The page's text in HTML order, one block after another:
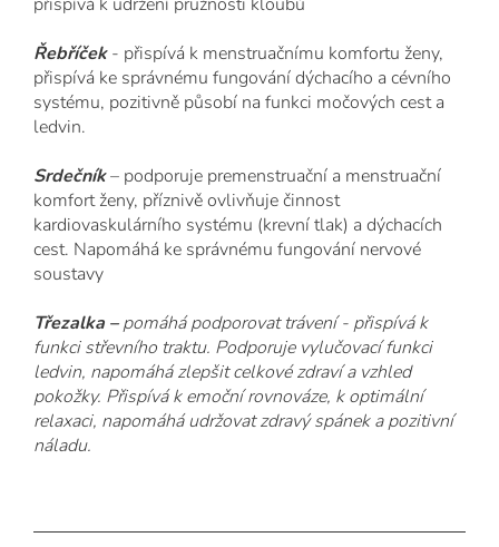
Řebříček- přispívá k menstruačnímu komfortu ženy,
přispívá ke správnému fungování dýchacího a cévního
systému, pozitivně působí na funkci močových cest a
ledvin.
Srdečník– podporuje premenstruační a menstruační
komfort ženy, příznivě ovlivňuje činnost
kardiovaskulárního systému (krevní tlak) a dýchacích
cest. Napomáhá ke správnému fungování nervové
soustavy
Třezalka –pomáhá podporovat trávení - přispívá k
funkci střevního traktu. Podporuje vylučovací funkci
ledvin, napomáhá zlepšit celkové zdraví a vzhled
pokožky. Přispívá k emoční rovnováze, k optimální
relaxaci, napomáhá udržovat zdravý spánek a pozitivní
náladu.